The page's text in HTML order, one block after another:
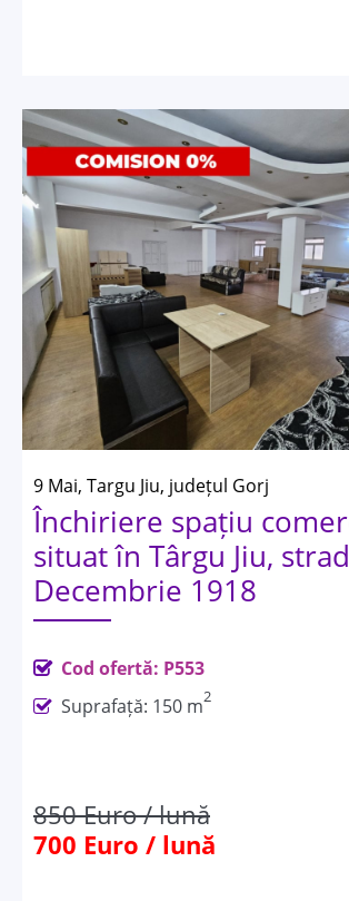
9 Mai, Targu Jiu, județul Gorj
Închiriere spațiu
situat în Târgu Jiu,
Decembrie 1918
Cod ofertă: P553
Suprafață: 150 m2
850 Euro / lună
700 Euro / lună